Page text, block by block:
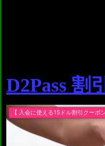
D2Pass 割